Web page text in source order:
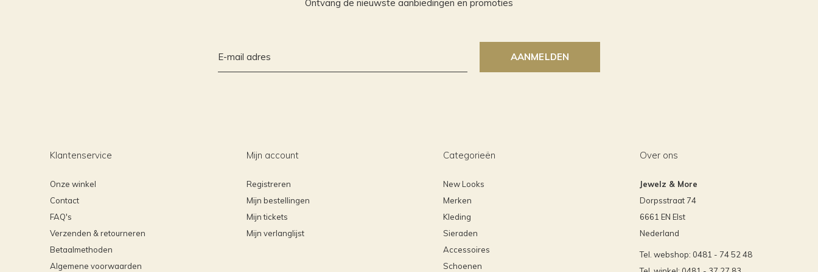
Ontvang de nieuwste aanbiedingen en promoties
AANMELDEN
Klantenservice
Onze winkel
Contact
FAQ's
Verzenden & retourneren
Betaalmethoden
Algemene voorwaarden
Mijn account
Registreren
Mijn bestellingen
Mijn tickets
Mijn verlanglijst
Categorieën
New Looks
Merken
Kleding
Sieraden
Accessoires
Schoenen
Over ons
Jewelz & More
Dorpsstraat 74
6661 EN Elst
Nederland
Tel. webshop: 0481 - 74 52 48